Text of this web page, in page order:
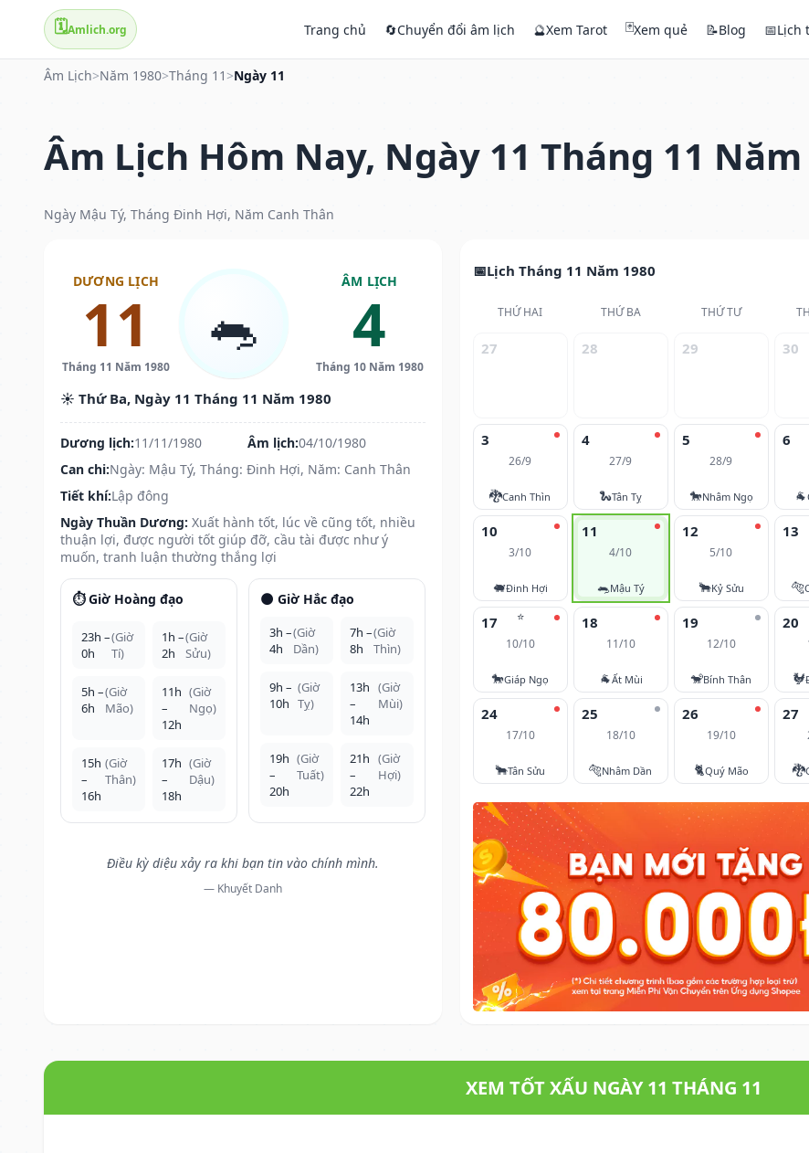
🗓️Amlich.org Trang chủ 🔄Chuyển đổi âm lịch 🔮Xem Tarot 🃏Xem quẻ 📝Blog 📅Lịch
Âm Lịch>Năm 1980>Tháng 11 >Ngày 11
Âm Lịch Hôm Nay, Ngày 11 Tháng 11 Năm
Ngày Mậu Tý, Tháng Đinh Hợi, Năm Canh Thân
DƯƠNG LỊCH
11
Tháng 11 Năm 1980
🐀
ÂM LỊCH
4
Tháng 10 Năm 1980
☀️ Thứ Ba, Ngày 11 Tháng 11 Năm 1980
Dương lịch:11/11/1980 Âm lịch:04/10/1980
Can chi:Ngày: Mậu Tý, Tháng: Đinh Hợi, Năm: Canh Thân
Tiết khí:Lập đông
Ngày Thuần Dương: Xuất hành tốt, lúc về cũng tốt, nhiều
thuận lợi, được người tốt giúp đỡ, cầu tài được như ý
muốn, tranh luận thường thắng lợi
⏱️ Giờ Hoàng đạo
23h –
0h
(Giờ
Tí)
1h –
2h
(Giờ
Sửu)
5h –
6h
(Giờ
Mão)
11h
–
12h
(Giờ
Ngọ)
15h
–
16h
(Giờ
Thân)
17h
–
18h
(Giờ
Dậu)
🌑 Giờ Hắc đạo
3h –
4h
(Giờ
Dần)
7h –
8h
(Giờ
Thìn)
9h –
10h
(Giờ
Tỵ)
13h
–
14h
(Giờ
Mùi)
19h
–
20h
(Giờ
Tuất)
21h
–
22h
(Giờ
Hợi)
Điều kỳ diệu xảy ra khi bạn tin vào chính mình.
— Khuyết Danh
Lịch Tháng 11 Năm 1980
THỨ HAI THỨ BA THỨ TƯ
27 28 29 30
3
26/9
🐉Canh Thìn
4
27/9
🐍Tân Tỵ
5
28/9
🐎Nhâm Ngọ
6
🐐
10
3/10
🐖Đinh Hợi
11
4/10
🐀Mậu Tý
12
5/10
🐂Kỷ Sửu
13
🐅
⭐
17
10/10
🐎Giáp Ngọ
18
11/10
🐐Ất Mùi
19
12/10
🐒Bính Thân
20
🐓
24
17/10
🐂Tân Sửu
25
18/10
🐅Nhâm Dần
26
19/10
🐈Quý Mão
27
🐉
XEM TỐT XẤU NGÀY 11 THÁNG 11